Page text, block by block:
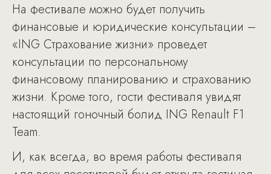
На фестивале можно будет получить
финансовые и юридические консультации –
«ING Страхование жизни» проведет
консультации по персональному
финансовому планированию и страхованию
жизни. Кроме того, гости фестиваля увидят
настоящий гоночный болид ING Renault F1
Team.
И, как всегда, во время работы фестиваля